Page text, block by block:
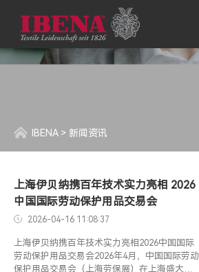
IBENA > 新闻资讯
上海伊贝纳携百年技术实力亮相 2026
中国国际劳动保护用品交易会
2026-04-16 11:08:37
上海伊贝纳携百年技术实力亮相2026中国国际
劳动保护用品交易会2026年4月，中国国际劳动
保护用品交易会（上海劳保展）在上海盛大举